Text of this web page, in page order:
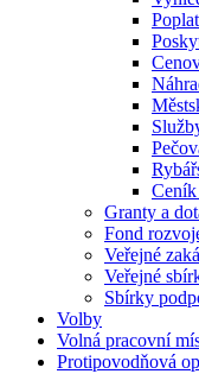
Granty a
Fond
Veřejné
Veřejné
Sbírky
Volby
Volná pracovní
Protipovodňová